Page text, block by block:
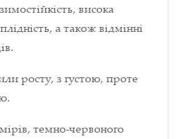
висока
а також відмінні
росту, з густою, проте
темно-червоного